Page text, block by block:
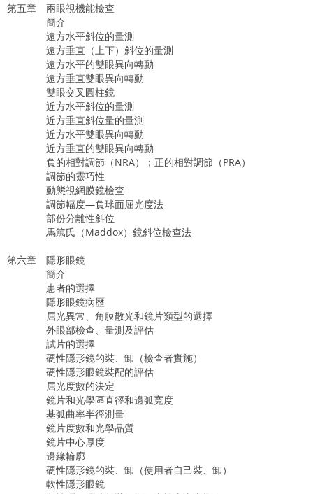
第五章 兩眼視機能檢查
簡介
遠方水平斜位的量測
遠方垂直（上下）斜位的量測
遠方水平的雙眼異向轉動
遠方垂直雙眼異向轉動
雙眼交叉圓柱鏡
近方水平斜位的量測
近方垂直斜位量的量測
近方水平雙眼異向轉動
近方垂直的雙眼異向轉動
負的相對調節（NRA）；正的相對調節（PRA）
調節的靈巧性
動態視網膜鏡檢查
調節輻度—負球面屈光度法
部份分離性斜位
馬篤氏（Maddox）鏡斜位檢查法
第六章 隱形眼鏡
簡介
患者的選擇
隱形眼鏡病歷
屈光異常、角膜散光和鏡片類型的選擇
外眼部檢查、量測及評估
試片的選擇
硬性隱形鏡的裝、卸（檢查者實施）
硬性隱形眼鏡裝配的評估
屈光度數的決定
鏡片和光學區直徑和邊弧寬度
基弧曲率半徑測量
鏡片度數和光學品質
鏡片中心厚度
邊緣輪廓
硬性隱形鏡的裝、卸（使用者自己裝、卸）
軟性隱形眼鏡